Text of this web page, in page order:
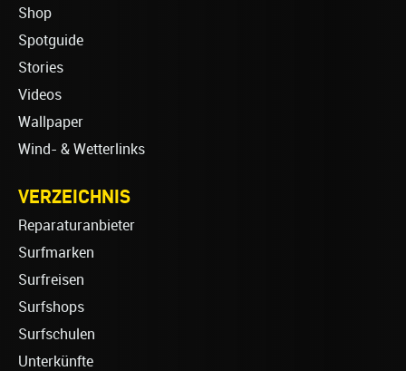
Shop
Spotguide
Stories
Videos
Wallpaper
Wind- & Wetterlinks
VERZEICHNIS
Reparaturanbieter
Surfmarken
Surfreisen
Surfshops
Surfschulen
Unterkünfte